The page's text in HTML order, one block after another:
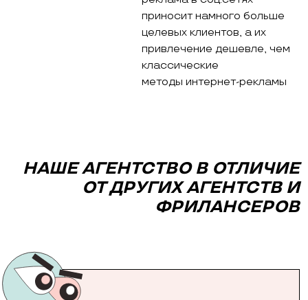
приносит намного больше
целевых клиентов, а их
привлечение дешевле, чем
классические
методы интернет-рекламы
НАШЕ АГЕНТСТВО В ОТЛИЧИЕ
ОТ ДРУГИХ АГЕНТСТВ И
ФРИЛАНСЕРОВ